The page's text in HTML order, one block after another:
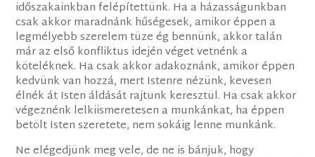
időszakainkban felépítettünk. Ha a házasságunkban
csak akkor maradnánk hűségesek, amikor éppen a
legmélyebb szerelem tüze ég bennünk, akkor talán
már az első konfliktus idején véget vetnénk a
köteléknek. Ha csak akkor adakoznánk, amikor éppen
kedvünk van hozzá, mert Istenre nézünk, kevesen
élnék át Isten áldását rajtunk keresztül. Ha csak akkor
végeznénk lelkiismeretesen a munkánkat, ha éppen
betölt Isten szeretete, nem sokáig lenne munkánk.
Ne elégedjünk meg vele, de ne is bánjuk, hogy